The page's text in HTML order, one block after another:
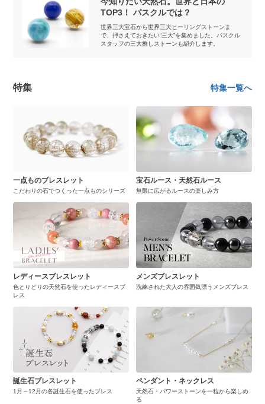
TOP3！ パスクルでは？
世界三大宝石から世界三大ヒーリングストーンま
で、押さえておきたい“三大”を集めました。パスクル
スタッフの三大推しストーンも紹介します。
特集 特集一覧へ
一点ものブレスレット
こだわりの石でつくった一点ものシリーズ
宝石ルース・天然石ルース
無限に広がるルースの楽しみ方
レディースブレスレット
色とりどりの天然石を使ったレディースブ
レス
メンズブレスレット
洗練された大人の雰囲気漂うメンズブレス
誕生石ブレスレット
1月～12月の各誕生石を使ったブレス
ペンダント・ネックレス
天然石・パワーストーンを一粒から楽しめ
る